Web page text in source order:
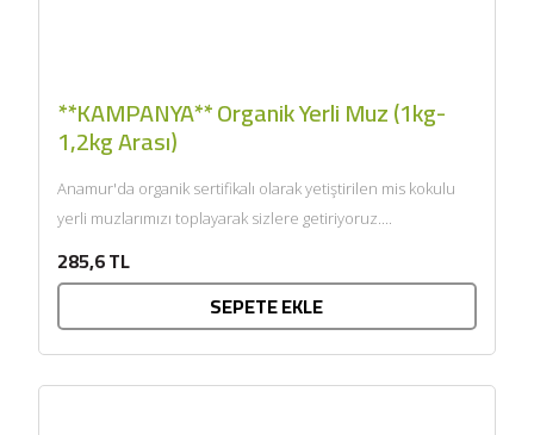
**KAMPANYA** Organik Yerli Muz (1kg-
1,2kg Arası)
Anamur'da organik sertifikalı olarak yetiştirilen mis kokulu
yerli muzlarımızı toplayarak sizlere getiriyoruz....
285,6 TL
SEPETE EKLE